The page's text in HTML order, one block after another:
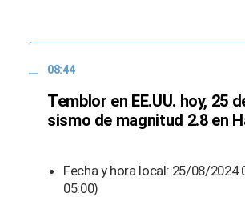
08:44
Temblor en EE.UU. hoy, 25
sismo de magnitud 2.8 en
Fecha y hora local: 25/08/2024
05:00)